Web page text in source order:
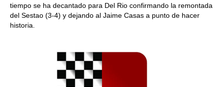
tiempo se ha decantado para Del Rio confirmando la remontada
del Sestao (3-4) y dejando al Jaime Casas a punto de hacer
historia.